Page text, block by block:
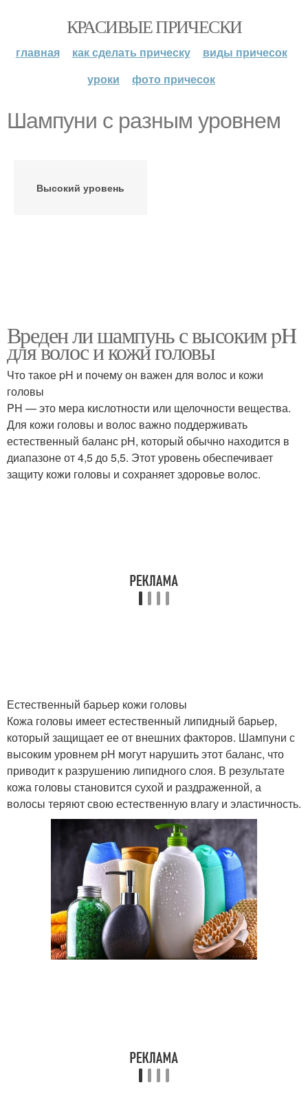
КРАСИВЫЕ ПРИЧЕСКИ
главная как сделать прическу
виды причесок
уроки
фото причесок
Шампуни с разным уровнем
Высокий уровень
Вреден ли шампунь с высоким pH
для волос и кожи головы
Что такое pH и почему он важен для волос и кожи
головы
PH — это мера кислотности или щелочности вещества.
Для кожи головы и волос важно поддерживать
естественный баланс pH, который обычно находится в
диапазоне от 4,5 до 5,5. Этот уровень обеспечивает
защиту кожи головы и сохраняет здоровье волос.
Естественный барьер кожи головы
Кожа головы имеет естественный липидный барьер,
который защищает ее от внешних факторов. Шампуни с
высоким уровнем pH могут нарушить этот баланс, что
приводит к разрушению липидного слоя. В результате
кожа головы становится сухой и раздраженной, а
волосы теряют свою естественную влагу и эластичность.